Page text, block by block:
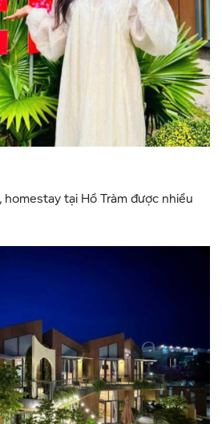
homestay tại Hồ Tràm được nhiều